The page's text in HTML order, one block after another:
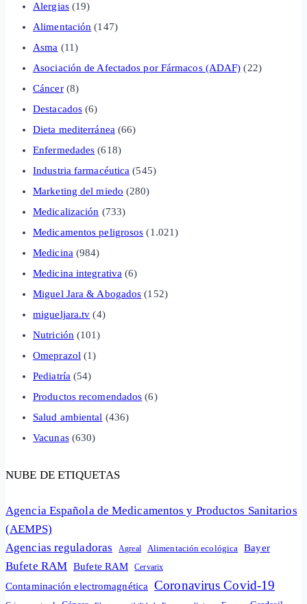
Alergias(19)
Alimentación (147)
Asma (11)
Asociación de Afectados por Fármacos (ADAF) (22)
Cáncer(8)
Destacados (6)
Dieta mediterránea(66)
Enfermedades (618)
Industria farmacéutica (545)
Marketing del miedo (280)
Medicalización (733)
Medicamentos peligrosos (1.021)
Medicina(984)
Medicina integrativa (6)
Miguel Jara & Abogados (152)
migueljara.tv (4)
Nutrición(101)
Omeprazol(1)
Pediatría(54)
Productos recomendados (6)
Salud ambiental (436)
Vacunas(630)
NUBE DE ETIQUETAS
Agencia Española de Medicamentos y Productos Sanitarios
(AEMPS)
Agencias reguladoras
Agreal Alimentación ecológica Bayer
Bufete RAM Bufete RAM Cervarix
Contaminación electromagnética Coronavirus Covid-19